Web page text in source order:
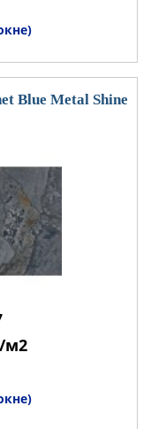
Blue Metal Shine
м2